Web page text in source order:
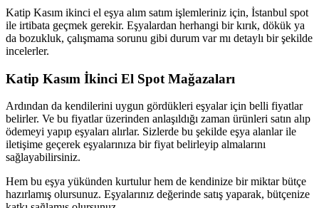
Katip Kasım ikinci el eşya alım satım işlemleriniz için, İstanbul spot
ile irtibata geçmek gerekir. Eşyalardan herhangi bir kırık, dökük ya
da bozukluk, çalışmama sorunu gibi durum var mı detaylı bir şekilde
incelerler.
Katip Kasım İkinci El Spot Mağazaları
Ardından da kendilerini uygun gördükleri eşyalar için belli fiyatlar
belirler. Ve bu fiyatlar üzerinden anlaşıldığı zaman ürünleri satın alıp
ödemeyi yapıp eşyaları alırlar. Sizlerde bu şekilde eşya alanlar ile
iletişime geçerek eşyalarınıza bir fiyat belirleyip almalarını
sağlayabilirsiniz.
Hem bu eşya yükünden kurtulur hem de kendinize bir miktar bütçe
hazırlamış olursunuz. Eşyalarınız değerinde satış yaparak, bütçenize